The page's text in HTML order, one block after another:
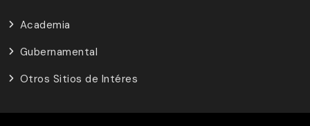
Academia
Gubernamental
Otros Sitios de Intéres